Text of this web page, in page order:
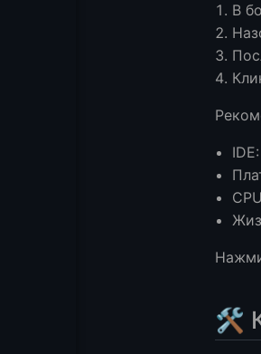
В
IDE:
🛠️